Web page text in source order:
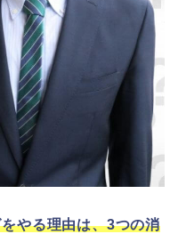
やる理由は、3つの消